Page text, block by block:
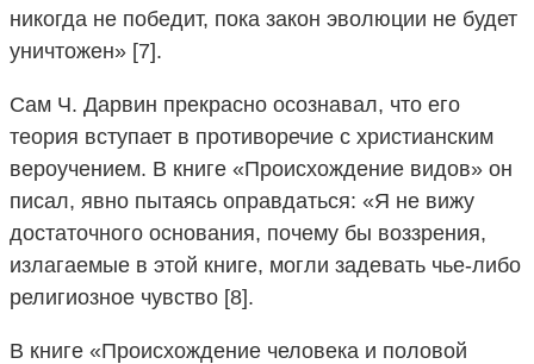
никогда не победит, пока закон эволюции не будет
уничтожен» [7].
Сам Ч. Дарвин прекрасно осознавал, что его
теория вступает в противоречие с христианским
вероучением. В книге «Происхождение видов» он
писал, явно пытаясь оправдаться: «Я не вижу
достаточного основания, почему бы воззрения,
излагаемые в этой книге, могли задевать чье-либо
религиозное чувство [8].
В книге «Происхождение человека и половой